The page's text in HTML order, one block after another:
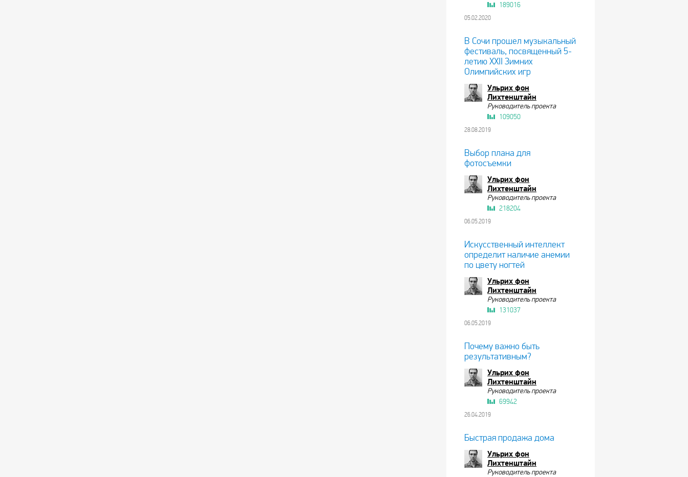
189016
05.02.2020
В Сочи прошел музыкальный
фестиваль, посвященный 5-
летию XXII Зимних
Олимпийских игр
Ульрих фон
Лихтенштайн
Руководитель проекта
109050
28.08.2019
Выбор плана для
фотосъемки
Ульрих фон
Лихтенштайн
Руководитель проекта
218204
06.05.2019
Искусственный интеллект
определит наличие анемии
по цвету ногтей
Ульрих фон
Лихтенштайн
Руководитель проекта
131037
06.05.2019
Почему важно быть
результативным?
Ульрих фон
Лихтенштайн
Руководитель проекта
69942
26.04.2019
Быстрая продажа дома
Ульрих фон
Лихтенштайн
Руководитель проекта